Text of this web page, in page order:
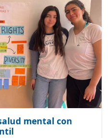
mental con